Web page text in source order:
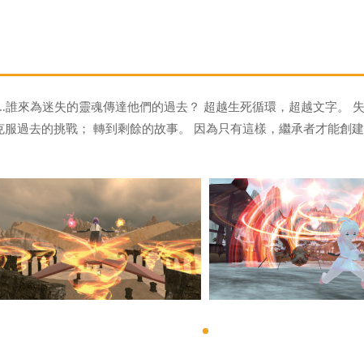
來為迷失的靈魂傳達他們的過去？ 超越生死循環，超越文字。
過去的挑戰； 轉到剩餘的故事。 因為只有這樣，繼承者才能創建